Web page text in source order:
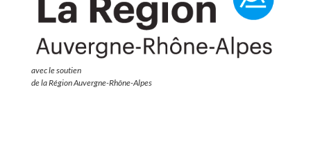
avec le soutien
de la Région Auvergne-Rhône-Alpes